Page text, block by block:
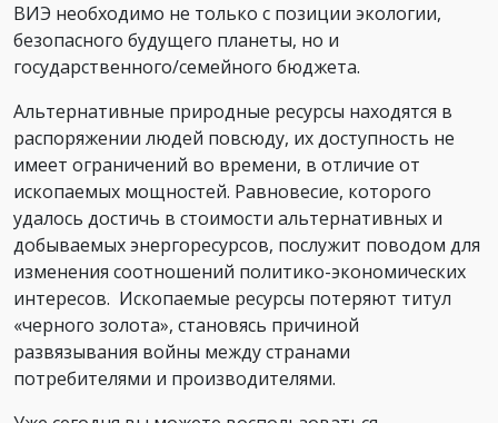
ВИЭ необходимо не только с позиции экологии,
безопасного будущего планеты, но и
государственного/семейного бюджета.
Альтернативные природные ресурсы находятся в
распоряжении людей повсюду, их доступность не
имеет ограничений во времени, в отличие от
ископаемых мощностей. Равновесие, которого
удалось достичь в стоимости альтернативных и
добываемых энергоресурсов, послужит поводом для
изменения соотношений политико-экономических
интересов. Ископаемые ресурсы потеряют титул
«черного золота», становясь причиной
развязывания войны между странами
потребителями и производителями.